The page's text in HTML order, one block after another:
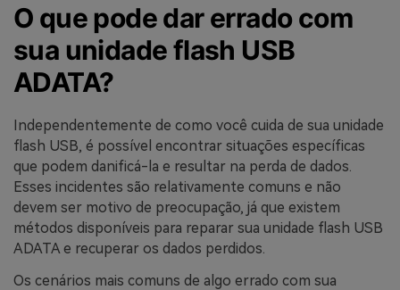
O que pode dar errado com
sua unidade flash USB
ADATA?
Independentemente de como você cuida de sua unidade
flash USB, é possível encontrar situações específicas
que podem danificá-la e resultar na perda de dados.
Esses incidentes são relativamente comuns e não
devem ser motivo de preocupação, já que existem
métodos disponíveis para reparar sua unidade flash USB
ADATA e recuperar os dados perdidos.
Os cenários mais comuns de algo errado com sua